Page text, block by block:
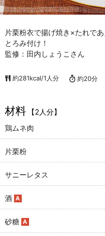
片栗粉衣で揚げ焼き×たれで
とろみ付け！
監修：田内しょうこさん
約281kcal/1人分 約20分
材料
【2人分】
鶏ムネ肉
片栗粉
サニーレタス
酒 A
砂糖 A